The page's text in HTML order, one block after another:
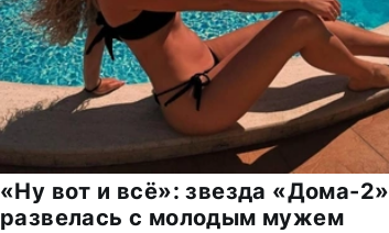
«Ну вот и всё»: звезда «Дома-2»
развелась с молодым мужем